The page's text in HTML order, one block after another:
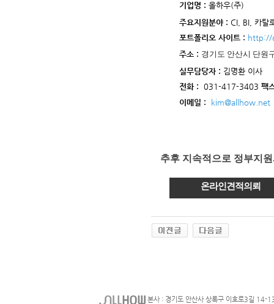
기업명 : 올하우(주)
주요지원분야: CI, BI, 카탈
포트폴리오 사이트: http://
주소 : 경기도 안산시 단원
실무담당자: 김명환 이사
전화: 031-417-3403 팩
이메일 : kim@allhow.net
추후 지속적으로 정부지
온라인견적의뢰
본사 : 경기도 안산사 상록구 이호로3길 14-